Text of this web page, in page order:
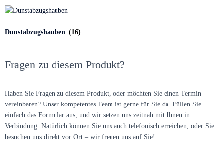
Dunstabzugshauben (16)
Fragen zu diesem Produkt?
Haben Sie Fragen zu diesem Produkt, oder möchten Sie einen Termin
vereinbaren? Unser kompetentes Team ist gerne für Sie da. Füllen Sie
einfach das Formular aus, und wir setzen uns zeitnah mit Ihnen in
Verbindung. Natürlich können Sie uns auch telefonisch erreichen, oder Sie
besuchen uns direkt vor Ort – wir freuen uns auf Sie!